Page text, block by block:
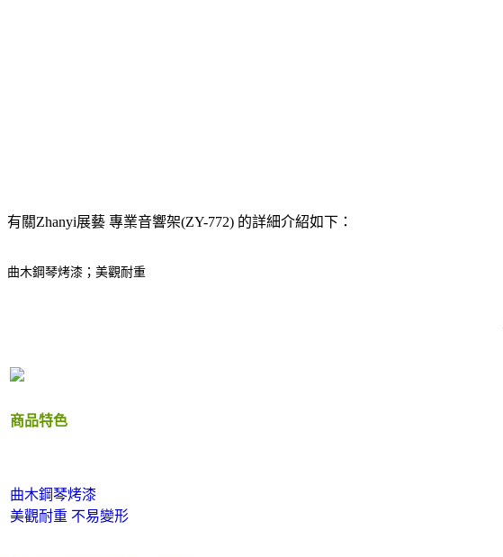
有關Zhanyi展藝 專業音響架(ZY-772) 的詳細介紹如下：
曲木鋼琴烤漆；美觀耐重
商品特色
曲木鋼琴烤漆
美觀耐重 不易變形